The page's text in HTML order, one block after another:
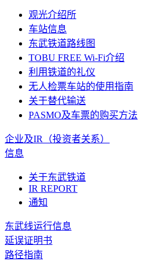
观光介绍所
车站信息
东武铁道路线图
TOBU FREE Wi-Fi介绍
利用铁道的礼仪
无人检票车站的使用指南
关于替代输送
PASMO及车票的购买方法
企业及IR（投资者关系）
信息
关于东武铁道
IR REPORT
通知
东武线运行信息
延误证明书
路径指南